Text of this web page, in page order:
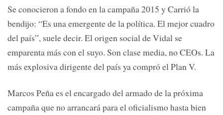
Se conocieron a fondo en la campaña 2015 y Carrió la
bendijo: “Es una emergente de la política. El mejor cuadro
del país”, suele decir. El origen social de Vidal se
emparenta más con el suyo. Son clase media, no CEOs. La
más explosiva dirigente del país ya compró el Plan V.
Marcos Peña es el encargado del armado de la próxima
campaña que no arrancará para el oficialismo hasta bien